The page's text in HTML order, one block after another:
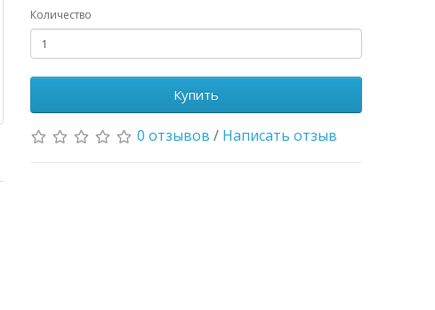
Количество
Купить
0 отзывов / Написать отзыв